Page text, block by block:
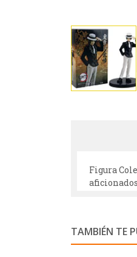
Figura
TAMBIÉN TE